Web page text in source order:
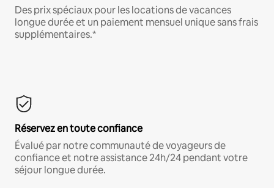
Des prix spéciaux pour les locations de vacances
longue durée et un paiement mensuel unique sans frais
supplémentaires.*
Réservez en toute confiance
Évalué par notre communauté de voyageurs de
confiance et notre assistance 24h/24 pendant votre
séjour longue durée.